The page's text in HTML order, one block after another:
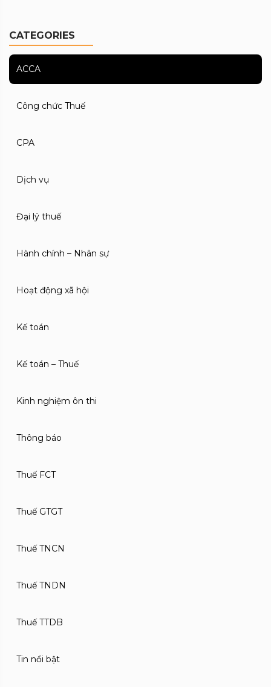
CATEGORIES
ACCA
Công chức Thuế
CPA
Dịch vụ
Đại lý thuế
Hành chính – Nhân sự
Hoạt động xã hội
Kế toán
Kế toán – Thuế
Kinh nghiệm ôn thi
Thông báo
Thuế FCT
Thuế GTGT
Thuế TNCN
Thuế TNDN
Thuế TTDB
Tin nổi bật